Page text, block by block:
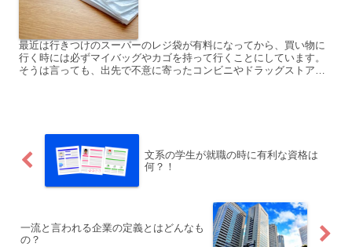
最近は行きつけのスーパーのレジ袋が有料になってから、買い物に
行く時には必ずマイバッグやカゴを持って行くことにしています。
そうは言っても、出先で不意に寄ったコンビニやドラッグストアな
文系の学生が就職の時に有利な資格は
何？！
一流と言われる企業の定義とはどんなも
の？